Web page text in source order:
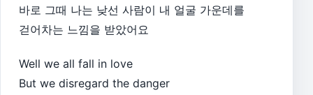
바로 그때 나는 낮선 사람이 내 얼굴 가운데를
걷어차는 느낌을 받았어요
Well we all fall in love
But we disregard the danger